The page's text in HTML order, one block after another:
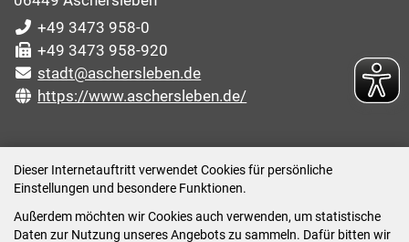
Dieser Internetauftritt verwendet Cookies für persönliche
Einstellungen und besondere Funktionen.
Außerdem möchten wir Cookies auch verwenden, um statistische
Daten zur Nutzung unseres Angebots zu sammeln. Dafür bitten wir
+49 3473 958-0
+49 3473 958-920
stadt@aschersleben.de
https://www.aschersleben.de/
Montag: 09:00-12:00 /14:00-15:00 Uhr
Dienstag: 09:00-12:00 /14:00-16:00 Uhr